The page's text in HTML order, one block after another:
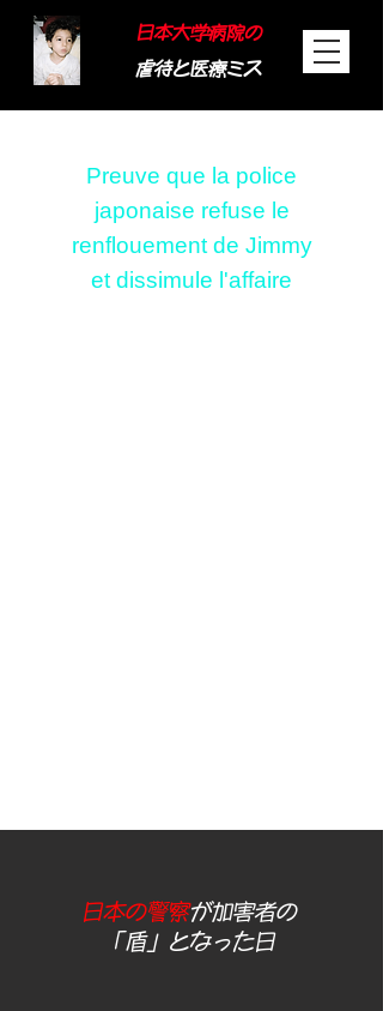
日本大学病院の
虐待と医療ミス
​Preuve que la police
japonaise refuse le
renflouement de Jimmy
et dissimule l'affaire
日本の警察が加害者の
「盾」となった日